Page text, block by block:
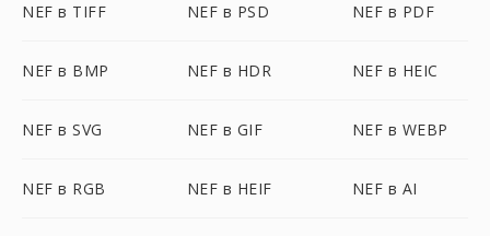
NEF в TIFF NEF в PSD NEF в PDF
NEF в BMP NEF в HDR NEF в HEIC
NEF в SVG NEF в GIF NEF в WEBP
NEF в RGB NEF в HEIF NEF в AI